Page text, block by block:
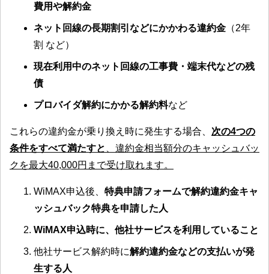
費用や解約金
ネット回線の長期割引などにかかわる違約金 （2年
割 など）
現在利用中のネット回線の工事費・端末代などの残
債
プロバイダ解約にかかる解約料など
これらの違約金が乗り換え時に発生する場合、 次の4つの
条件をすべて満たすと
、違約金相当額分のキャッシュバッ
クを最大40,000円まで受け取れます。
WiMAX申込後、 特典申請フォームで解約違約金キャ
ッシュバック特典を申請した人
WiMAX申込時に、他社サービスを利用していること
他社サービス解約時に解約違約金などの支払いが発
生する人